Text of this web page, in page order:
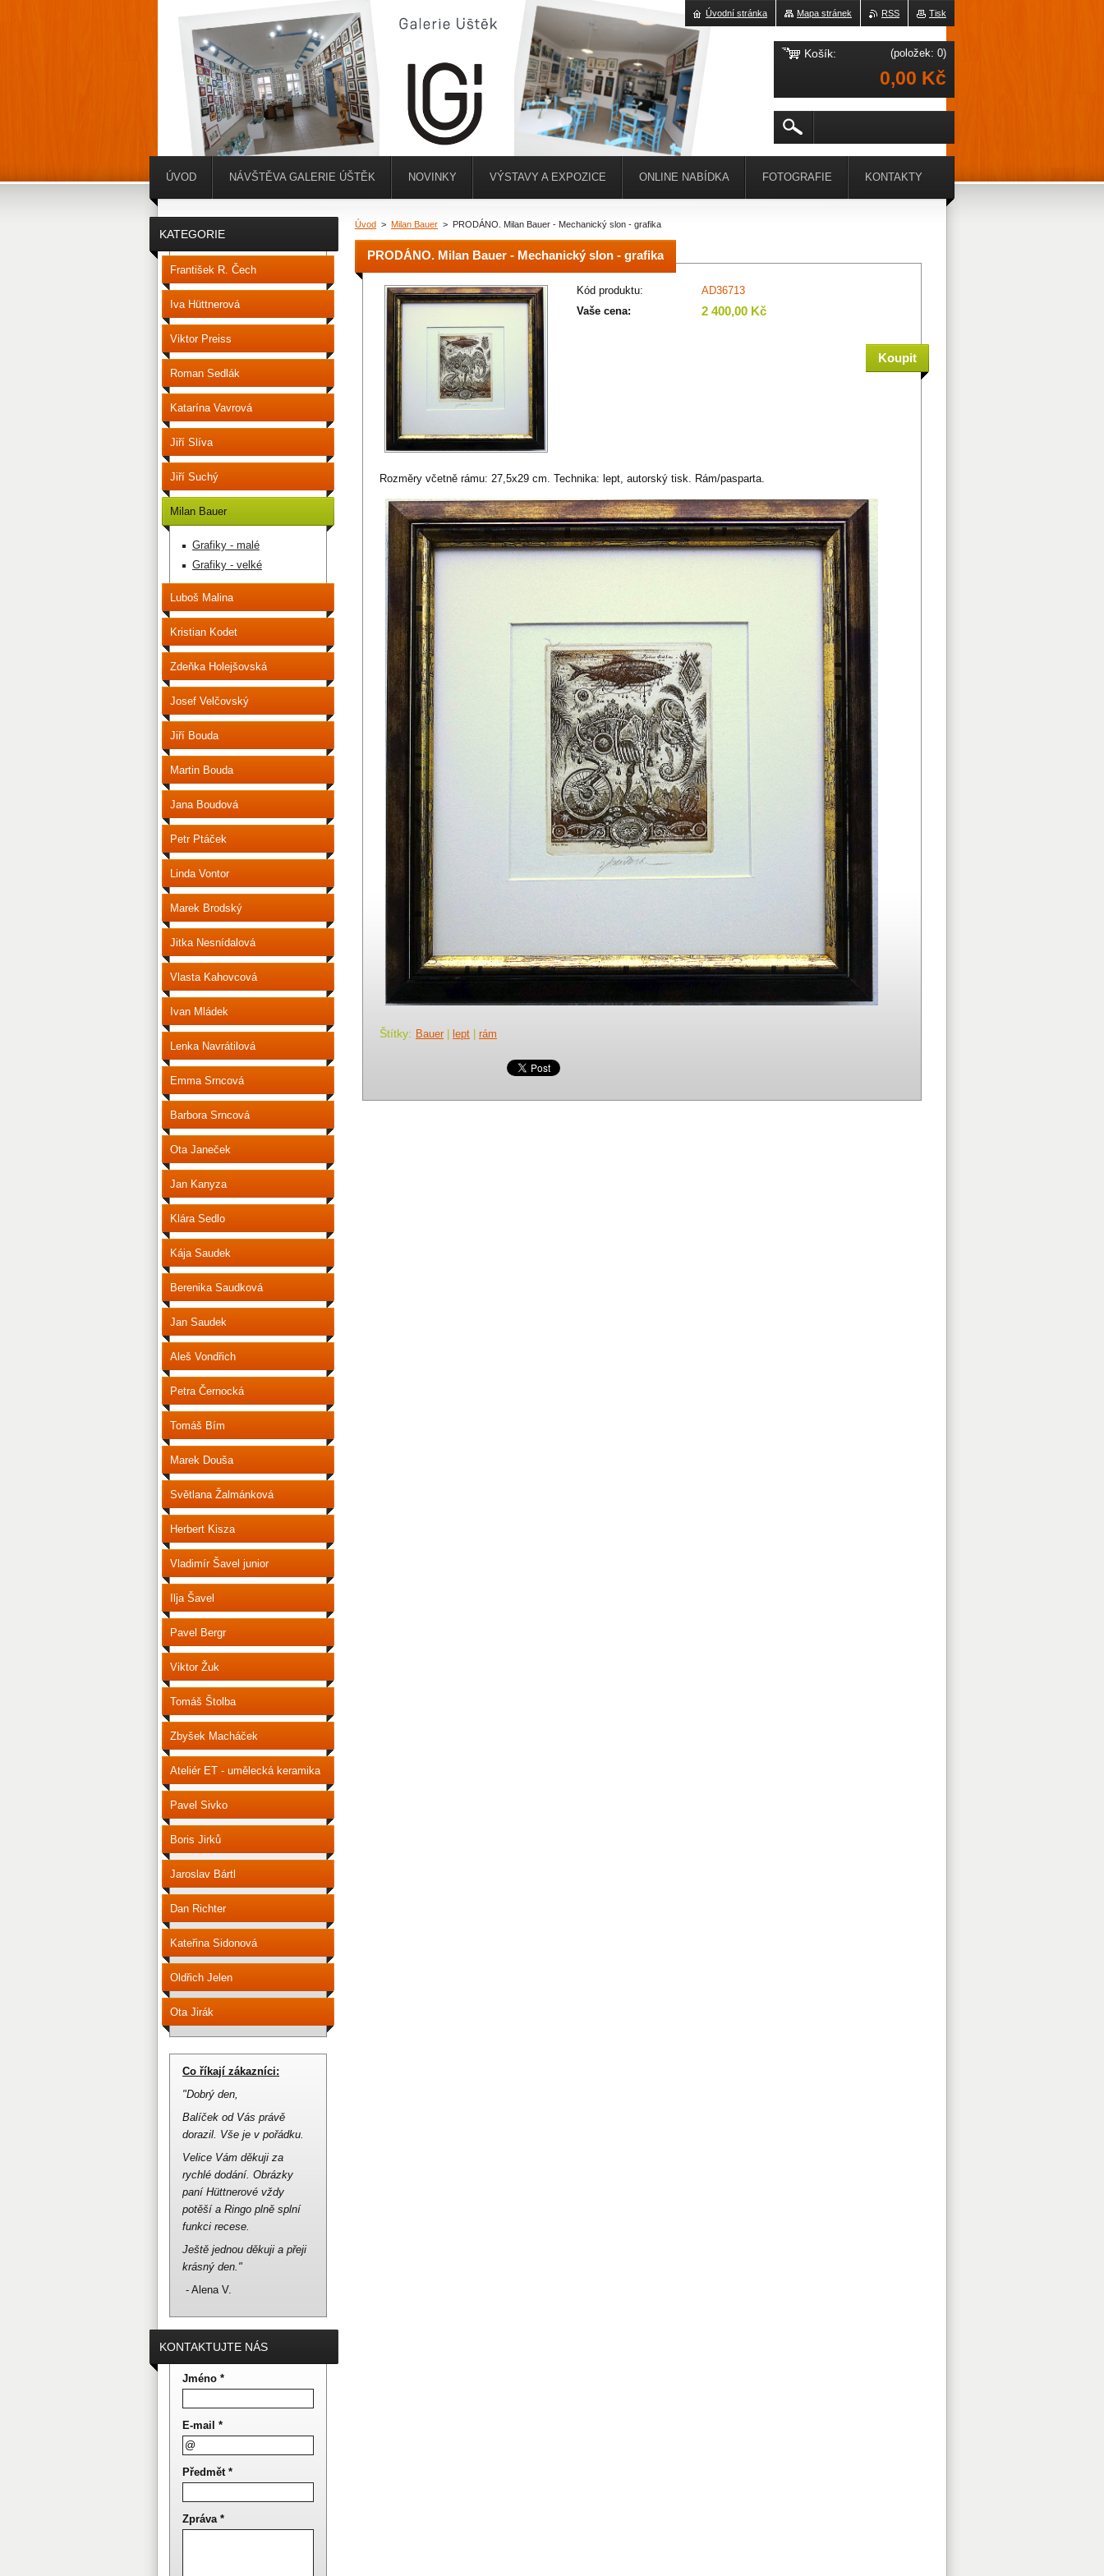
Úvod > Milan Bauer > PRODÁNO. Milan Bauer - Mechanický slon - grafika
PRODÁNO. Milan Bauer - Mechanický slon - grafika
Kód produktu:
AD36713
Vaše cena:
2 400,00 Kč
Rozměry včetně rámu: 27,5x29 cm. Technika: lept, autorský tisk. Rám/pasparta.
Štítky: Bauer lept rám
KATEGORIE
František R. Čech
Iva Hüttnerová
Viktor Preiss
Roman Sedlák
Katarína Vavrová
Jiří Slíva
Jiří Suchý
Milan Bauer
Grafiky - malé
Grafiky - velké
Luboš Malina
Kristian Kodet
Zdeňka Holejšovská
Josef Velčovský
Jiří Bouda
Martin Bouda
Jana Boudová
Petr Ptáček
Linda Vontor
Marek Brodský
Jitka Nesnídalová
Vlasta Kahovcová
Ivan Mládek
Lenka Navrátilová
Emma Srncová
Barbora Srncová
Ota Janeček
Jan Kanyza
Klára Sedlo
Kája Saudek
Berenika Saudková
Jan Saudek
Aleš Vondřich
Petra Černocká
Tomáš Bím
Marek Douša
Světlana Žalmánková
Herbert Kisza
Vladimír Šavel junior
Ilja Šavel
Pavel Bergr
Viktor Žuk
Tomáš Štolba
Zbyšek Macháček
Ateliér ET - umělecká keramika
Pavel Sivko
Boris Jirků
Jaroslav Bártl
Dan Richter
Kateřina Sidonová
Oldřich Jelen
Ota Jirák
Co říkají zákazníci:
"Dobrý den,
Balíček od Vás právě
dorazil. Vše je v pořádku.
Velice Vám děkuji za
rychlé dodání. Obrázky
paní Hüttnerové vždy
potěší a Ringo plně splní
funkci recese.
Ještě jednou děkuji a přeji
krásný den."
- Alena V.
KONTAKTUJTE NÁS
Jméno *
E-mail *
Předmět *
Zpráva *
ÚVOD NÁVŠTĚVA GALERIE ÚŠTĚK NOVINKY VÝSTAVY A EXPOZICE ONLINE NABÍDKA FOTOGRAFIE KONTAKTY
Tisk
RSS
Mapa stránek
Úvodní stránka
Košík: (položek: 0)
0,00 Kč